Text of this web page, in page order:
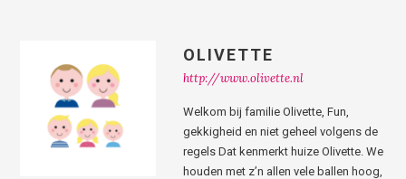
OLIVETTE
http://www.olivette.nl
Welkom bij familie Olivette, Fun,
gekkigheid en niet geheel volgens de
regels Dat kenmerkt huize Olivette. We
houden met z’n allen vele ballen hoog,